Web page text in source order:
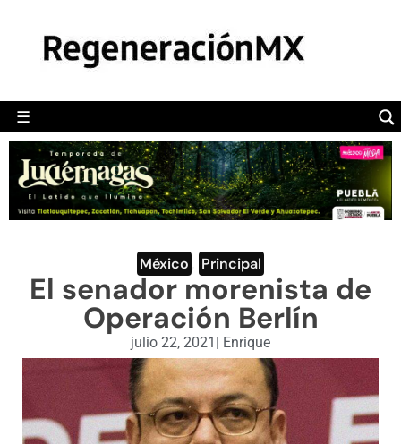
☰
POLÍTICA
CAMALEÓN
OPINIÓN
DEPORTES
ENGLISH SECTION
VIDEOS
México Principal
El senador morenista de
Operación Berlín
julio 22, 2021 | Enrique